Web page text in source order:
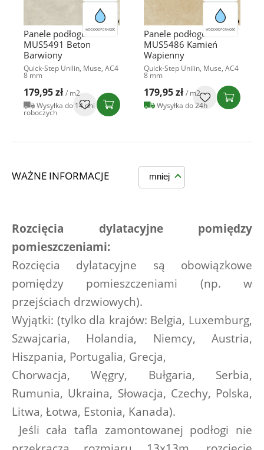
Panele podłogowe
MUS5491 Beton
Barwiony
Quick-Step Unilin, Muse, AC4
8 mm
179,95 zł / m2
Wysyłka do 14 dni
roboczych
Panele podłogowe
MUS5486 Kamień
Wapienny
Quick-Step Unilin, Muse, AC4
8 mm
179,95 zł / m2
Wysyłka do 24h
WAŻNE INFORMACJE mniej
Rozcięcia dylatacyjne pomiędzy
pomieszczeniami:
Rozcięcia dylatacyjne są obowiązkowe
pomiędzy pomieszczeniami (np. w
przejściach drzwiowych).
Wyjątki: (tylko dla krajów: Belgia, Luxemburg,
Szwajcaria, Holandia, Niemcy, Austria,
Hiszpania, Portugalia, Grecja,
Chorwacja, Węgry, Bułgaria, Serbia,
Rumunia, Ukraina, Słowacja, Czechy, Polska,
Litwa, Łotwa, Estonia, Kanada).